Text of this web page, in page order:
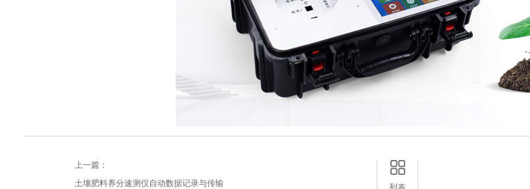
上一篇：
土壤肥料养分速测仪自动数据记录与传输